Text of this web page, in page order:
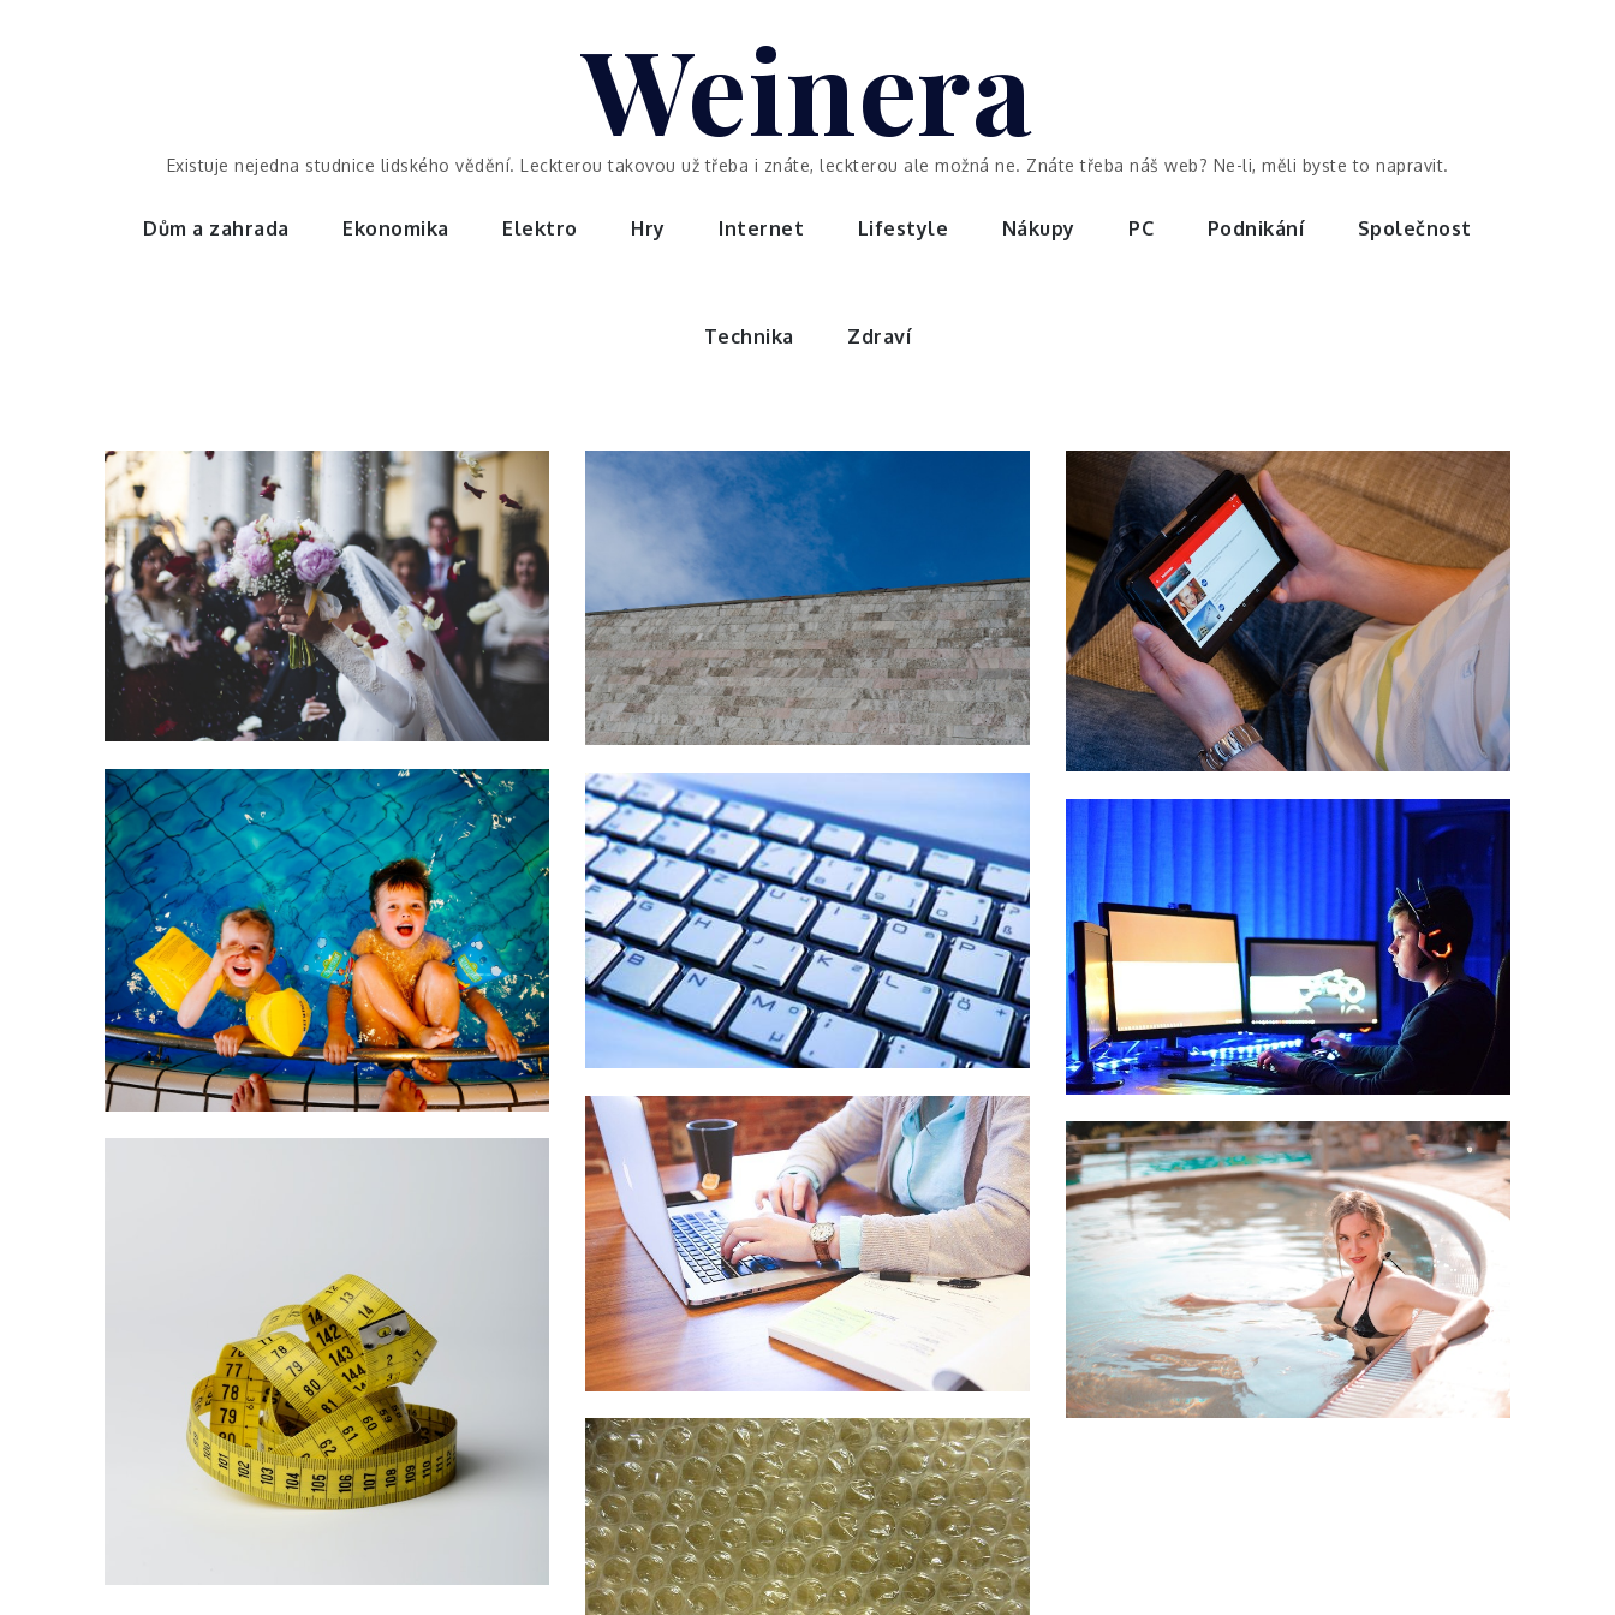
Weinera
Existuje nejedna studnice lidského vědění. Leckterou takovou už třeba i znáte, leckterou ale možná ne. Znáte třeba náš web? Ne-li, měli byste to napravit.
Dům a zahrada Ekonomika Elektro Hry Internet Lifestyle Nákupy PC Podnikání Společnost
Technika Zdraví
Nákupy
Romantická
svatba
Proč je dobré
nechat si
postavit právě
betonový plot?
Podnikání
České filmy,
které si
přehrajete
zdarma na
YouTube
Podnikání
Plavání v
bazénu
Marketing a
reklama
Technika a já
PC
Kdy je lepší
klasický počítač
a kdy laptop
Nákupy
Relax v
koupelně
Tři případy, kdy
zdánlivě
nevinné věci
zabíjeli
Nákupy
Bublinková fólie
pro stěhování